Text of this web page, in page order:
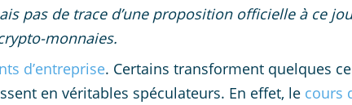
pas de trace d’une proposition officielle à ce
monnaies.
d’entreprise. Certains transforment quelques
en véritables spéculateurs. En effet, le cours